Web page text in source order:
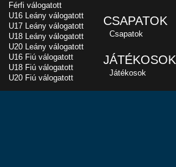
Férfi válogatott
U16 Leány válogatott
U17 Leány válogatott
U18 Leány válogatott
U20 Leány válogatott
U16 Fiú válogatott
U18 Fiú válogatott
U20 Fiú válogatott
CSAPATOK
Csapatok
JÁTÉKOSOK
Játékosok